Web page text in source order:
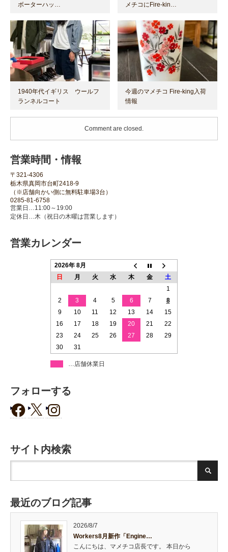
ボーターハッ…
メチコにFire-kin…
1940年代イギリス ウールフ
ランネルコート
今週のマメチコ Fire-king入荷
情報
Comment are closed.
営業時間・情報
〒321-4306
栃木県真岡市台町2418-9
（※店舗向かい側に無料駐車場3台）
0285-81-6758
営業日…11:00～19:00
定休日…木（祝日の木曜は営業します）
営業カレンダー
2026年 8月
日
月 火 水 木 金
土
1
2
3 4 5 6 7
8
9
10 11 12 13 14
15
16
17 18 19 20 21
22
23
24 25 26 27 28
29
30
31
…店舗休業日
フォローする
サイト内検索
最近のブログ記事
2026/8/7
Workers8月新作「Engine…
こんにちは、マメチコ店長です。 本日から